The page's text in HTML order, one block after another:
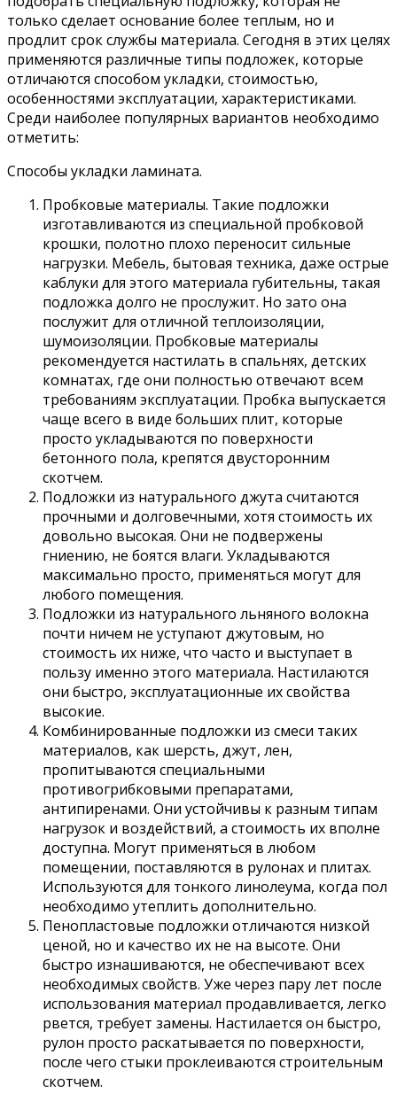
только сделает основание более теплым, но и
продлит срок службы материала. Сегодня в этих целях
применяются различные типы подложек, которые
отличаются способом укладки, стоимостью,
особенностями эксплуатации, характеристиками.
Среди наиболее популярных вариантов необходимо
отметить:
Способы укладки ламината.
Пробковые материалы. Такие подложки
изготавливаются из специальной пробковой
крошки, полотно плохо переносит сильные
нагрузки. Мебель, бытовая техника, даже острые
каблуки для этого материала губительны, такая
подложка долго не прослужит. Но зато она
послужит для отличной теплоизоляции,
шумоизоляции. Пробковые материалы
рекомендуется настилать в спальнях, детских
комнатах, где они полностью отвечают всем
требованиям эксплуатации. Пробка выпускается
чаще всего в виде больших плит, которые
просто укладываются по поверхности
бетонного пола, крепятся двусторонним
скотчем.
Подложки из натурального джута считаются
прочными и долговечными, хотя стоимость их
довольно высокая. Они не подвержены
гниению, не боятся влаги. Укладываются
максимально просто, применяться могут для
любого помещения.
Подложки из натурального льняного волокна
почти ничем не уступают джутовым, но
стоимость их ниже, что часто и выступает в
пользу именно этого материала. Настилаются
они быстро, эксплуатационные их свойства
высокие.
Комбинированные подложки из смеси таких
материалов, как шерсть, джут, лен,
пропитываются специальными
противогрибковыми препаратами,
антипиренами. Они устойчивы к разным типам
нагрузок и воздействий, а стоимость их вполне
доступна. Могут применяться в любом
помещении, поставляются в рулонах и плитах.
Используются для тонкого линолеума, когда пол
необходимо утеплить дополнительно.
Пенопластовые подложки отличаются низкой
ценой, но и качество их не на высоте. Они
быстро изнашиваются, не обеспечивают всех
необходимых свойств. Уже через пару лет после
использования материал продавливается, легко
рвется, требует замены. Настилается он быстро,
рулон просто раскатывается по поверхности,
после чего стыки проклеиваются строительным
скотчем.